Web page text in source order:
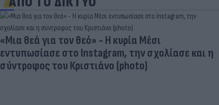
«Μια θεά για τον θεό» - Η κυρία Μέσι
εντυπωσίασε στο Instagram, την σχολίασε και η
σύντροφος του Κριστιάνο (photo)